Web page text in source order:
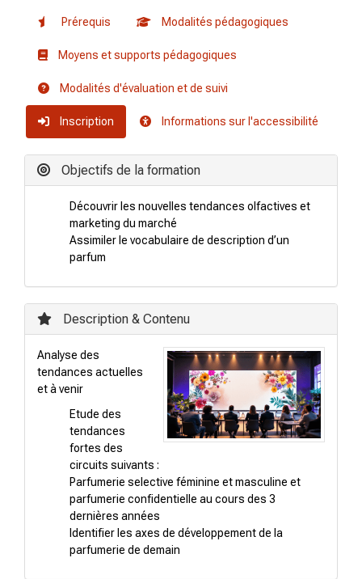
Prérequis Modalités pédagogiques
Moyens et supports pédagogiques
Modalités d'évaluation et de suivi
Inscription Informations sur l'accessibilité
Objectifs de la formation
Découvrir les nouvelles tendances olfactives et
marketing du marché
Assimiler le vocabulaire de description d’un
parfum
Description & Contenu
Analyse des
tendances actuelles
et à venir
Etude des
tendances
fortes des
circuits suivants :
Parfumerie selective féminine et masculine et
parfumerie confidentielle au cours des 3
dernières années
Identifier les axes de développement de la
parfumerie de demain